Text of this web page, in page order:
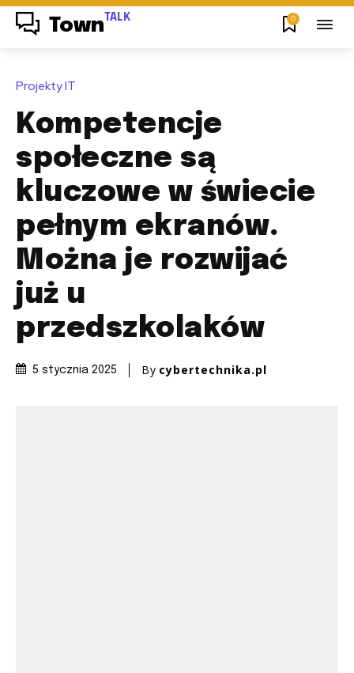
Town TALK 0
Projekty IT
Kompetencje
społeczne są
kluczowe w świecie
pełnym ekranów.
Można je rozwijać
już u
przedszkolaków
5 stycznia 2025 By cybertechnika.pl